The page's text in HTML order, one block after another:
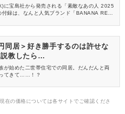
に宝島社から発売される「素敵なあの人 2025
録は、なんと人気ブランド「BANANA REP
と、便利な機能性を兼ね備えた「大容量バッ
同居＞好き勝手するのは許せな
説教したら…
が始めた二世帯住宅での同居。だんだんと両
てきて……！？
在の価格については各サイトでご確認くださ